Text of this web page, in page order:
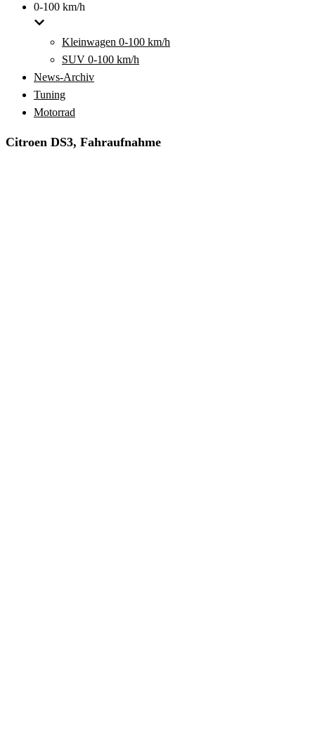
0-100 km/h
Kleinwagen 0-100 km/h
SUV 0-100 km/h
News-Archiv
Tuning
Motorrad
Citroen DS3, Fahraufnahme